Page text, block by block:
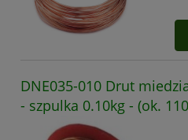
DNE035-010 Drut
- szpulka 0.10kg - (ok.